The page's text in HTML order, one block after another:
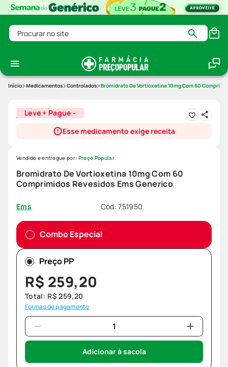
Procurar no site
Medicamentos Controlados Bromidrato De Vortioxetina 10mg Com 60
Leve + Pague -
Esse medicamento exige receita
Bromidrato De Vortioxetina 10mg Com 60
Comprimidos Revesidos Ems Generico
Ems Cód:751950
Vendido e entregue por: Preço Popular
Combo Especial
Preço PP
R$ 259,20
Total: R$ 259,20
Formas de pagamento
Adicionar à sacola